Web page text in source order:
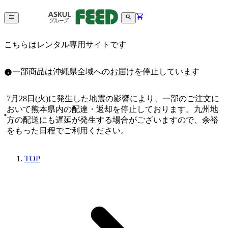
こちらはレンタル専用サイトです
一部商品は沖縄県全域へのお届けを停止しています
7月28日(火)に発生した地震の影響により、一部のご注文に
おいて熊本県内の配達・返却を停止しております。九州地
方の配送にも遅延が発生する場合がございますので、余裕
をもった日程でご利用ください。
TOP